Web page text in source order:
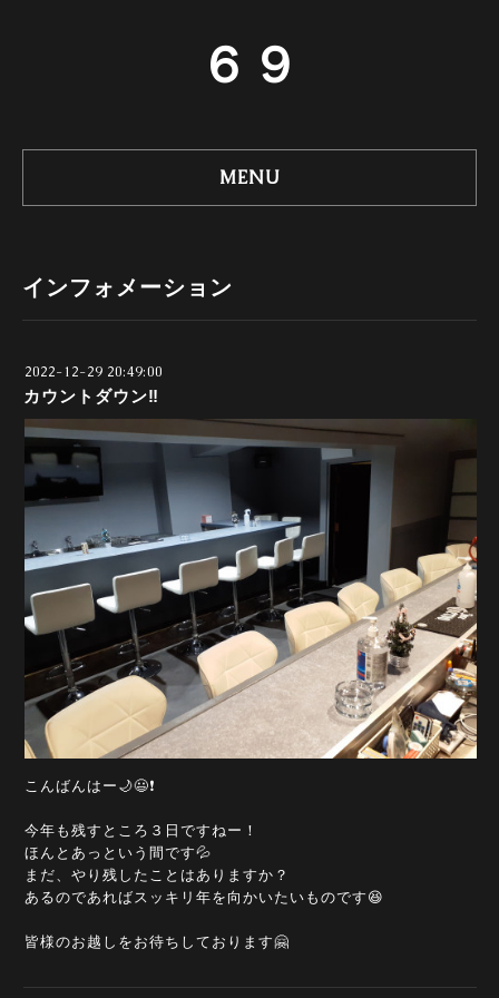
６９
MENU
インフォメーション
2022-12-29 20:49:00
カウントダウン‼️
こんばんはー🌙😃❗
今年も残すところ３日ですねー！
ほんとあっという間です💦
まだ、やり残したことはありますか？
あるのであればスッキリ年を向かいたいものです😆
皆様のお越しをお待ちしております🤗